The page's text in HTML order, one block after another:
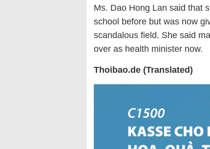
Ms. Dao Hong Lan said that
school before but was now
scandalous field. She said
over as health minister now.
Thoibao.de (Translated)